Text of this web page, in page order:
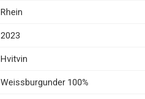
Rhein
2023
Hvitvin
Weissburgunder 100%